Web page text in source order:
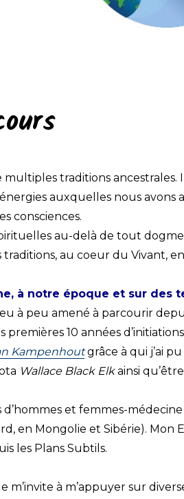
multiples traditions ancestrales.
énergies auxquelles nous
consciences.
au-delà de tout
au coeur du Vivant,
à notre époque et sur des
à peu amené à parcourir
10 années
Kampenhoutgrâce à qui j’ai
Wallace Black Elkainsi
d’hommes et femmes-
en Mongolie et Sibérie). Mon
les Plans Subtils.
m’invite à m’appuyer sur